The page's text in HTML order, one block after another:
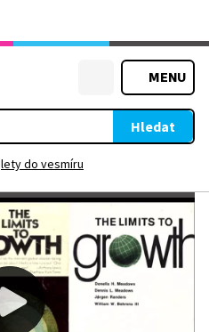
MENU
Hledat
lety do vesmíru